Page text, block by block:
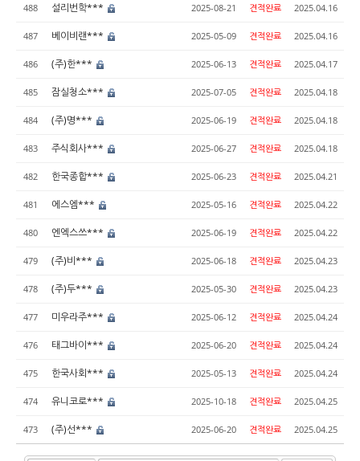
488 설리번학*** 2025-08-21 견적완료 2025.04.16
487 베이비랜*** 2025-05-09 견적완료 2025.04.16
486 (주)한*** 2025-06-13 견적완료 2025.04.17
485 잠실청소*** 2025-07-05 견적완료 2025.04.18
484 (주)명*** 2025-06-19 견적완료 2025.04.18
483 주식회사*** 2025-06-27 견적완료 2025.04.18
482 한국종합*** 2025-06-23 견적완료 2025.04.21
481 에스엠*** 2025-05-16 견적완료 2025.04.22
480 엔엑스쓰*** 2025-06-19 견적완료 2025.04.22
479 (주)비*** 2025-06-18 견적완료 2025.04.23
478 (주)두*** 2025-05-30 견적완료 2025.04.23
477 미우라주*** 2025-06-12 견적완료 2025.04.24
476 태그바이*** 2025-06-20 견적완료 2025.04.24
475 한국사회*** 2025-05-13 견적완료 2025.04.24
474 유니코로*** 2025-10-18 견적완료 2025.04.25
473 (주)선*** 2025-06-20 견적완료 2025.04.25